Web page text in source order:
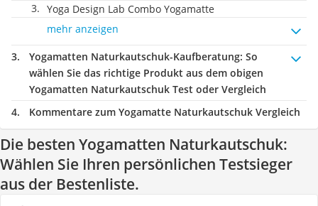
Yoga Design Lab Combo Yogamatte
mehr anzeigen
Yogamatten Naturkautschuk-Kaufberatung: So
wählen Sie das richtige Produkt aus dem obigen
Yogamatten Naturkautschuk Test oder Vergleich
Kommentare zum Yogamatte Naturkautschuk Vergleich
Die besten Yogamatten Naturkautschuk:
Wählen Sie Ihren persönlichen Testsieger
aus der Bestenliste.